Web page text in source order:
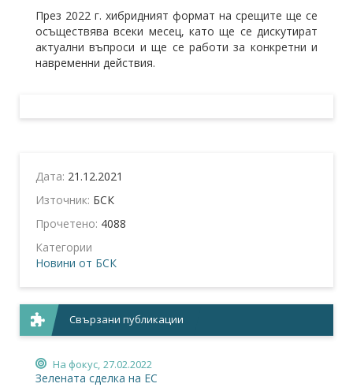
През 2022 г. хибридният формат на срещите ще се
осъществява всеки месец, като ще се дискутират
актуални въпроси и ще се работи за конкретни и
навременни действия.
Дата: 21.12.2021
Източник: БСК
Прочетено: 4088
Категории
Новини от БСК
Свързани публикации
На фокус, 27.02.2022
Зелената сделка на ЕС